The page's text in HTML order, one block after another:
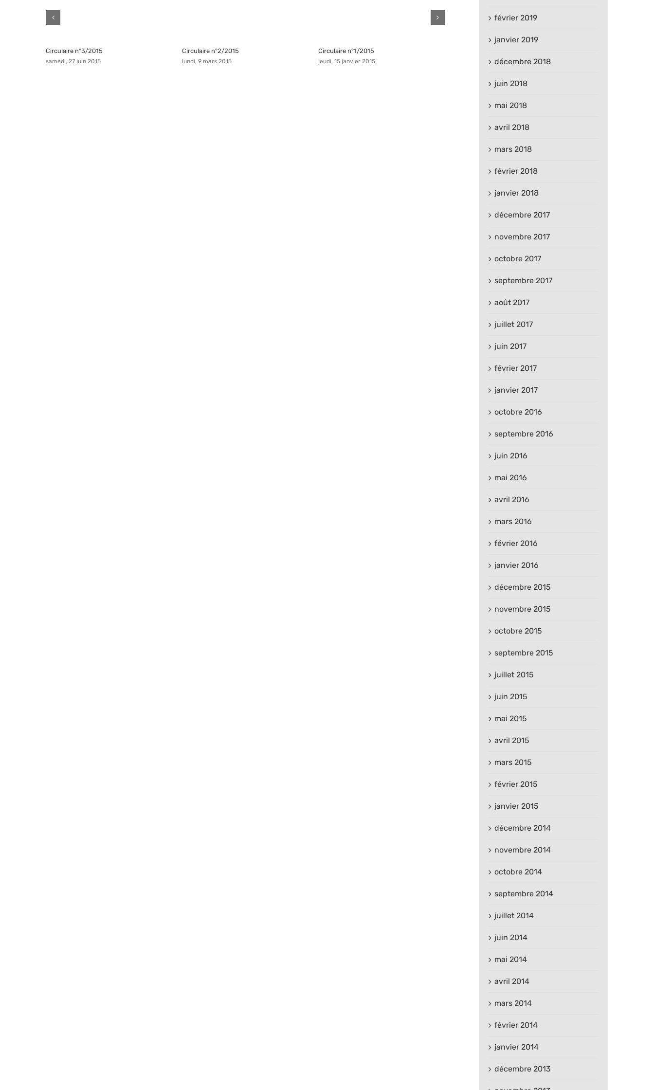
Circulaire n°3/2015
samedi, 27 juin 2015
Circulaire n°2/2015
lundi, 9 mars 2015
Circulaire n°1/2015
jeudi, 15 janvier 2015
février 2019
janvier 2019
décembre 2018
juin 2018
mai 2018
avril 2018
mars 2018
février 2018
janvier 2018
décembre 2017
novembre 2017
octobre 2017
septembre 2017
août 2017
juillet 2017
juin 2017
février 2017
janvier 2017
octobre 2016
septembre 2016
juin 2016
mai 2016
avril 2016
mars 2016
février 2016
janvier 2016
décembre 2015
novembre 2015
octobre 2015
septembre 2015
juillet 2015
juin 2015
mai 2015
avril 2015
mars 2015
février 2015
janvier 2015
décembre 2014
novembre 2014
octobre 2014
septembre 2014
juillet 2014
juin 2014
mai 2014
avril 2014
mars 2014
février 2014
janvier 2014
décembre 2013